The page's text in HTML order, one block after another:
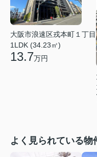
大阪市浪速区戎本町１丁目
1LDK (34.23㎡)
13.7万円
よく見られている物